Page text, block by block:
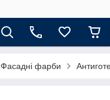
Фасадні фарби